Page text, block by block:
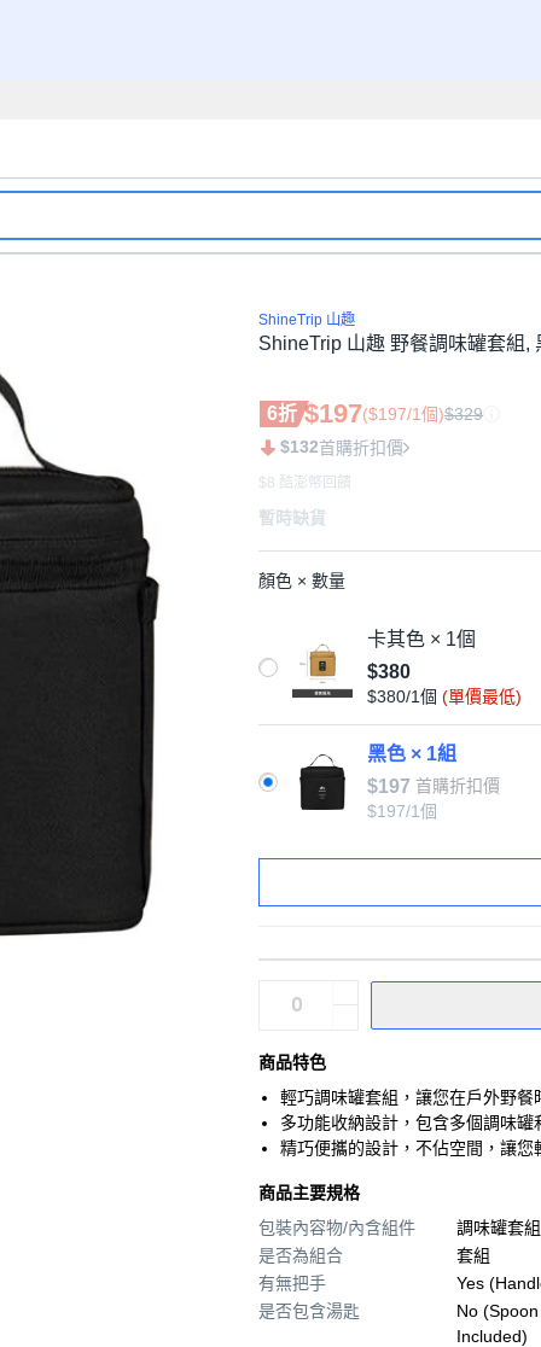
ShineTrip 山趣
ShineTrip 山趣 野餐調味罐套組,
6折 $197($197/1個)$329
$132首購折扣價
$8 酷澎幣回饋
暫時缺貨
顏色 × 數量
卡其色 × 1個
$380
$380/1個 (單價最低)
黑色 × 1組
$197 首購折扣價
$197/1個
商品特色
輕巧調味罐套組，讓您在戶外野
多功能收納設計，包含多個調味
精巧便攜的設計，不佔空間，讓
商品主要規格
包裝內容物/內含組件
調味罐套組
是否為組合
套組
有無把手
Yes
是否包含湯匙
No
Included)